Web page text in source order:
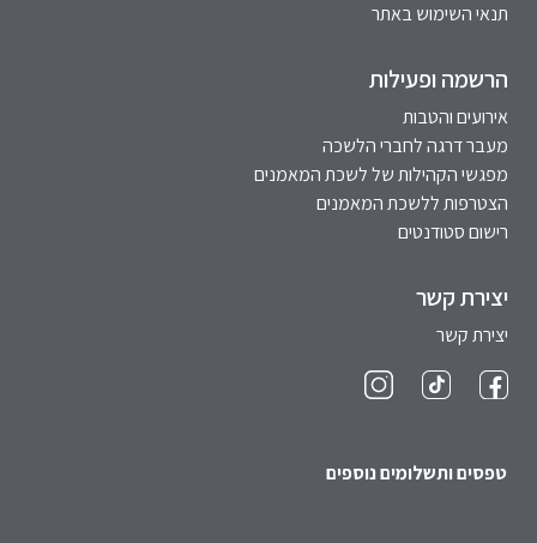
תנאי השימוש באתר
הרשמה ופעילות
אירועים והטבות
מעבר דרגה לחברי הלשכה
מפגשי הקהילות של לשכת המאמנים
הצטרפות ללשכת המאמנים
רישום סטודנטים
יצירת קשר
יצירת קשר
טפסים ותשלומים נוספים